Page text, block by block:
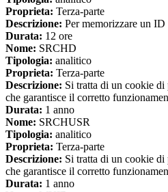
Proprieta: Terza-parte
Descrizione: Per memorizzare un
Durata: 12 ore
Nome: SRCHD
Tipologia: analitico
Proprieta: Terza-parte
Descrizione: Si tratta di un cookie
che garantisce il corretto
Durata: 1 anno
Nome: SRCHUSR
Tipologia: analitico
Proprieta: Terza-parte
Descrizione: Si tratta di un cookie
che garantisce il corretto
Durata: 1 anno